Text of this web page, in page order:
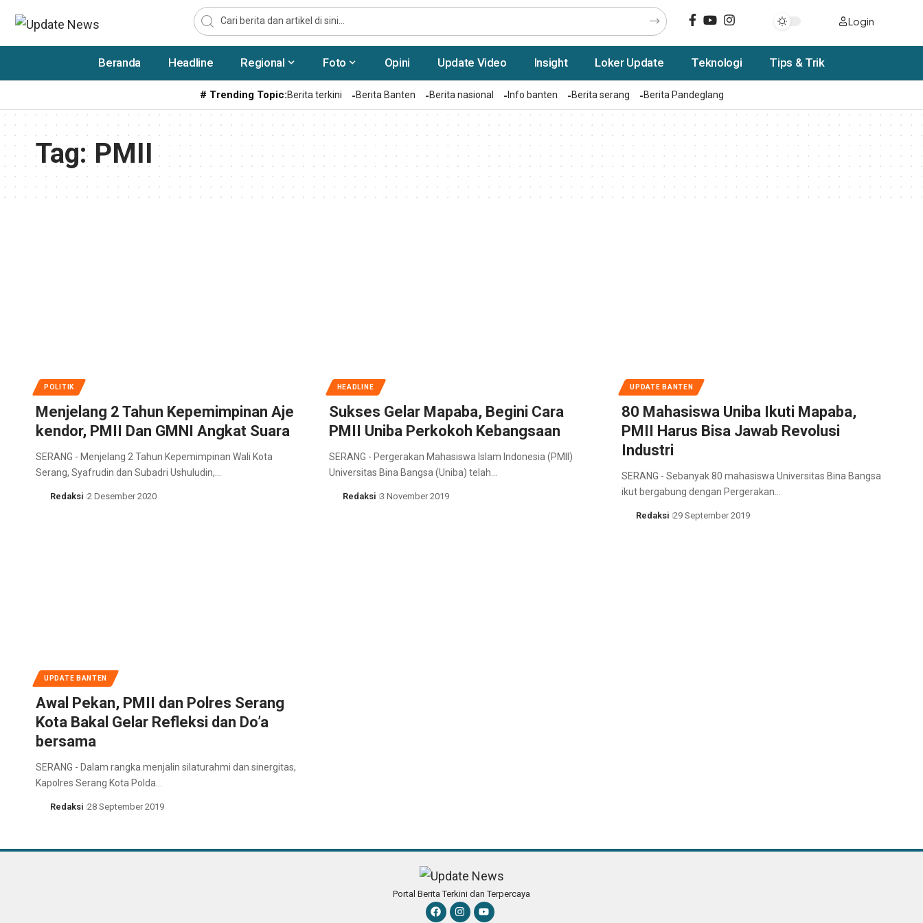
Login
Beranda Headline Regional Foto Opini Update Video Insight Loker Update Teknologi Tips & Trik
# Trending Topic:Berita terkini Berita Banten Berita nasional Info banten Berita serang Berita Pandeglang
Tag: PMII
POLITIK
Menjelang 2 Tahun Kepemimpinan Aje
kendor, PMII Dan GMNI Angkat Suara
SERANG - Menjelang 2 Tahun Kepemimpinan Wali Kota
Serang, Syafrudin dan Subadri Ushuludin,…
Redaksi 2 Desember 2020
HEADLINE
Sukses Gelar Mapaba, Begini Cara
PMII Uniba Perkokoh Kebangsaan
SERANG - Pergerakan Mahasiswa Islam Indonesia (PMII)
Universitas Bina Bangsa (Uniba) telah…
Redaksi 3 November 2019
UPDATE BANTEN
80 Mahasiswa Uniba Ikuti Mapaba,
PMII Harus Bisa Jawab Revolusi
Industri
SERANG - Sebanyak 80 mahasiswa Universitas Bina Bangsa
ikut bergabung dengan Pergerakan…
Redaksi 29 September 2019
UPDATE BANTEN
Awal Pekan, PMII dan Polres Serang
Kota Bakal Gelar Refleksi dan Do’a
bersama
SERANG - Dalam rangka menjalin silaturahmi dan sinergitas,
Kapolres Serang Kota Polda…
Redaksi 28 September 2019
Portal Berita Terkini dan Terpercaya